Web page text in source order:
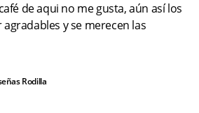
de aqui no me gusta, aún así los
y se merecen las